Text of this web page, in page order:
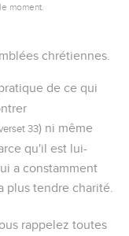
moment.
chrétiennes.
de ce qui
33) ni même
qu'il est lui-
a constamment
plus tendre charité.
rappelez toutes